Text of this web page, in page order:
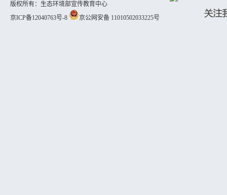
版权所有：生态环境部宣传教育中心
京ICP备12040763号-8
京公网安备 11010502033225号